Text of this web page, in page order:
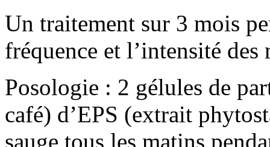
Un traitement sur 3 mois
fréquence et l’intensité des
Posologie : 2 gélules de
café) d’EPS (extrait
sauge tous les matins